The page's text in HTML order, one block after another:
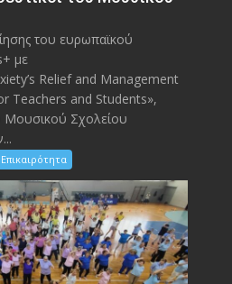
του ευρωπαϊκού
με
Relief and Management
Teachers and Students»,
Μουσικού Σχολείου
Επικαιρότητα